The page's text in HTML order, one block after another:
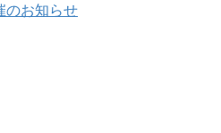
お知らせ